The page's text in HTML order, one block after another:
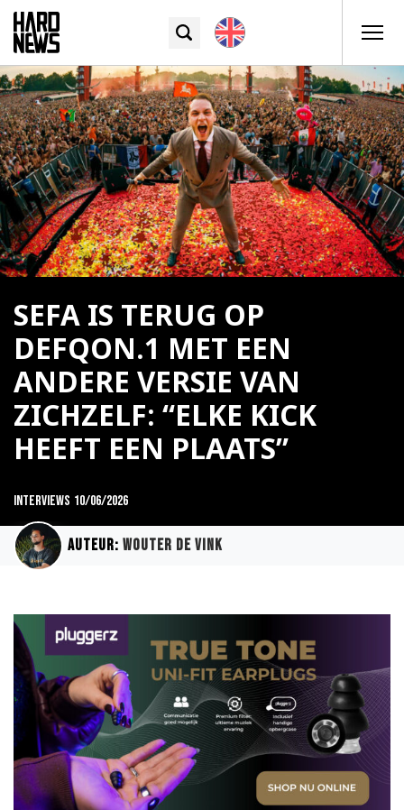
SEFA IS TERUG OP
DEFQON.1 MET EEN
ANDERE VERSIE VAN
ZICHZELF: “ELKE KICK
HEEFT EEN PLAATS”
Interviews 10/06/2026
Auteur: Wouter de Vink